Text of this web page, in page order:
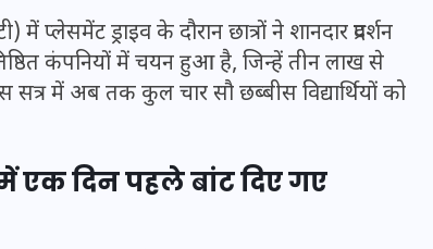
में प्लेसमेंट ड्राइव के दौरान छात्रों ने शानदार प्रदर्शन
कंपनियों में चयन हुआ है, जिन्हें तीन लाख से
में अब तक कुल चार सौ छब्बीस विद्यार्थियों को
में एक दिन पहले बांट दिए गए